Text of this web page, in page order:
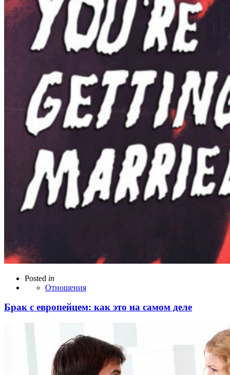
Posted in
Отношения
Брак с европейцем: как это на самом деле